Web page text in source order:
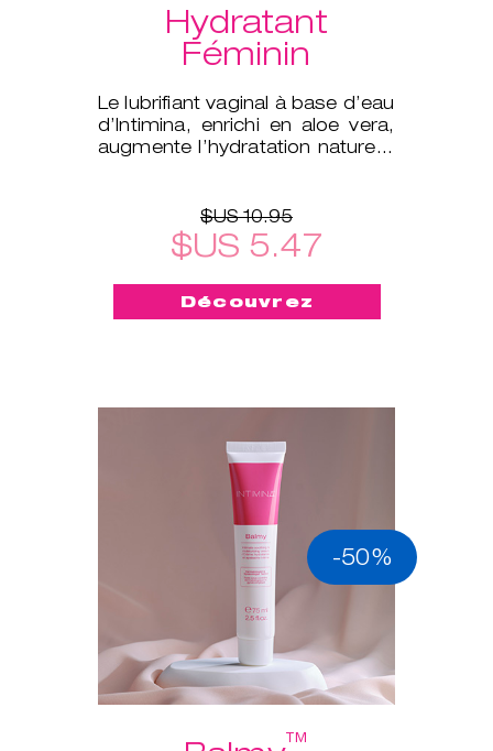
Hydratant
Féminin
Le lubrifiant vaginal à base d’eau
d’Intimina, enrichi en aloe vera,
augmente l’hydratation naturelle
$US 10.95
$US 5.47
Découvrez
-50%
™